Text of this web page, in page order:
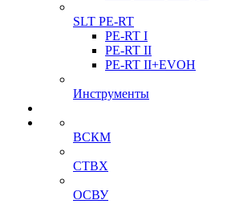
SLT PE-RT
PE-RT I
PE-RT II
PE-RT II+EVOH
Инструменты
ВСКМ
СТВХ
ОСВУ